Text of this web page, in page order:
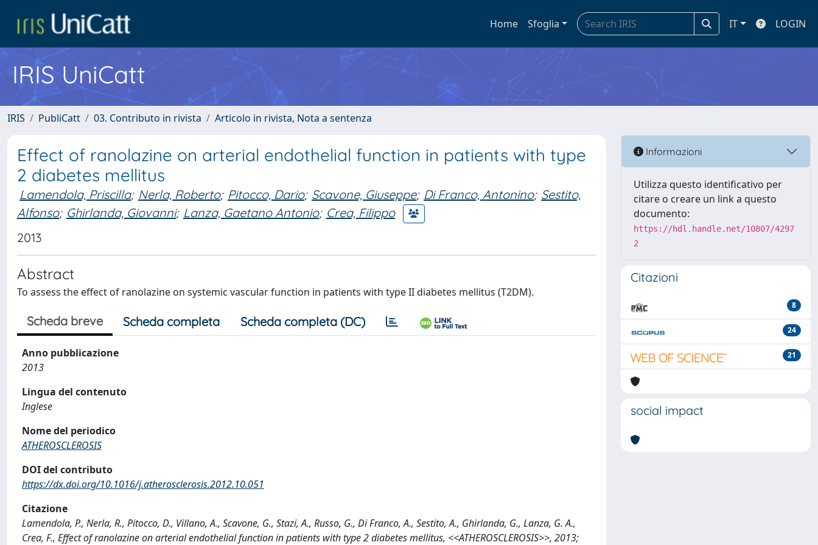
Home Sfoglia IT LOGIN
IRIS UniCatt
IRIS PubliCatt 03. Contributo in rivista Articolo in rivista, Nota a sentenza
Effect of ranolazine on arterial endothelial function in patients with type
2 diabetes mellitus
Lamendola, Priscilla; Nerla, Roberto; Pitocco, Dario; Scavone, Giuseppe; Di Franco, Antonino; Sestito,
Alfonso; Ghirlanda, Giovanni; Lanza, Gaetano Antonio; Crea, Filippo
2013
Abstract
To assess the effect of ranolazine on systemic vascular function in patients with type II diabetes mellitus (T2DM).
Scheda breve Scheda completa Scheda completa (DC)
Anno pubblicazione
2013
Lingua del contenuto
Inglese
Nome del periodico
ATHEROSCLEROSIS
DOI del contributo
https://dx.doi.org/10.1016/j.atherosclerosis.2012.10.051
Citazione
Lamendola, P., Nerla, R., Pitocco, D., Villano, A., Scavone, G., Stazi, A., Russo, G., Di Franco, A., Sestito, A., Ghirlanda, G., Lanza, G. A.,
Crea, F., Effect of ranolazine on arterial endothelial function in patients with type 2 diabetes mellitus, <<ATHEROSCLEROSIS>>, 2013;
Informazioni
Utilizza questo identificativo per
citare o creare un link a questo
documento:
https://hdl.handle.net/10807/4297
2
Citazioni
8
24
21
social impact